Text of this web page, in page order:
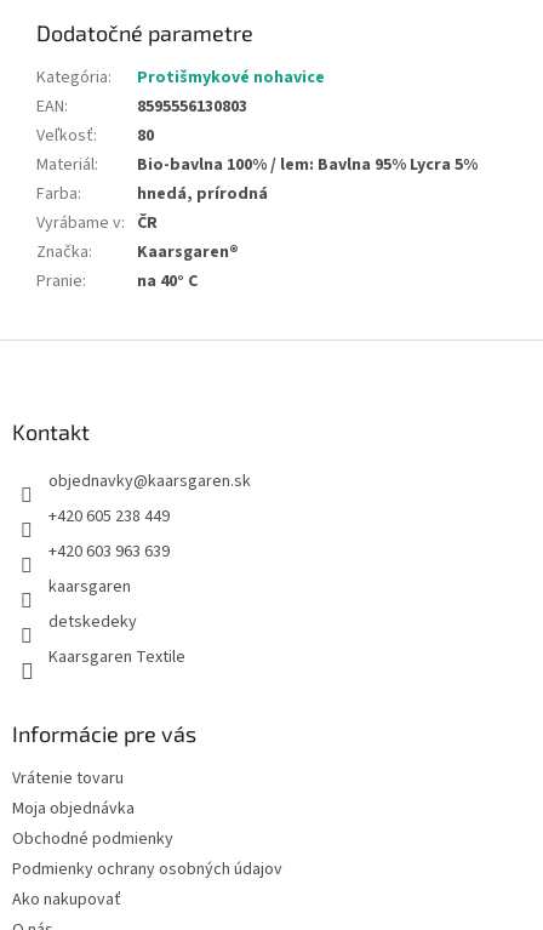
Dodatočné parametre
Kategória:
Protišmykové nohavice
EAN:
8595556130803
Veľkosť:
80
Materiál:
Bio-bavlna 100% / lem: Bavlna 95% Lycra 5%
Farba:
hnedá, prírodná
Vyrábame v: ČR
Značka:
Kaarsgaren®
Pranie: na 40° C
Kontakt
objednavky@kaarsgaren.sk
+420 605 238 449
+420 603 963 639
kaarsgaren
detskedeky
Kaarsgaren Textile
Informácie pre vás
Vrátenie tovaru
Moja objednávka
Obchodné podmienky
Podmienky ochrany osobných údajov
Ako nakupovať